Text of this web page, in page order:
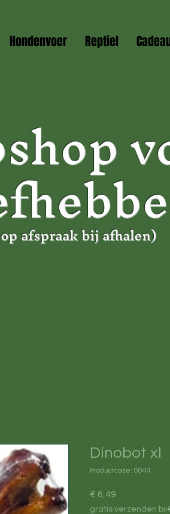
Hondenvoer Reptiel
afspraak bij afhalen)
Dinobot xl
Productcode: 0044
€ 6,49
gratis verzenden